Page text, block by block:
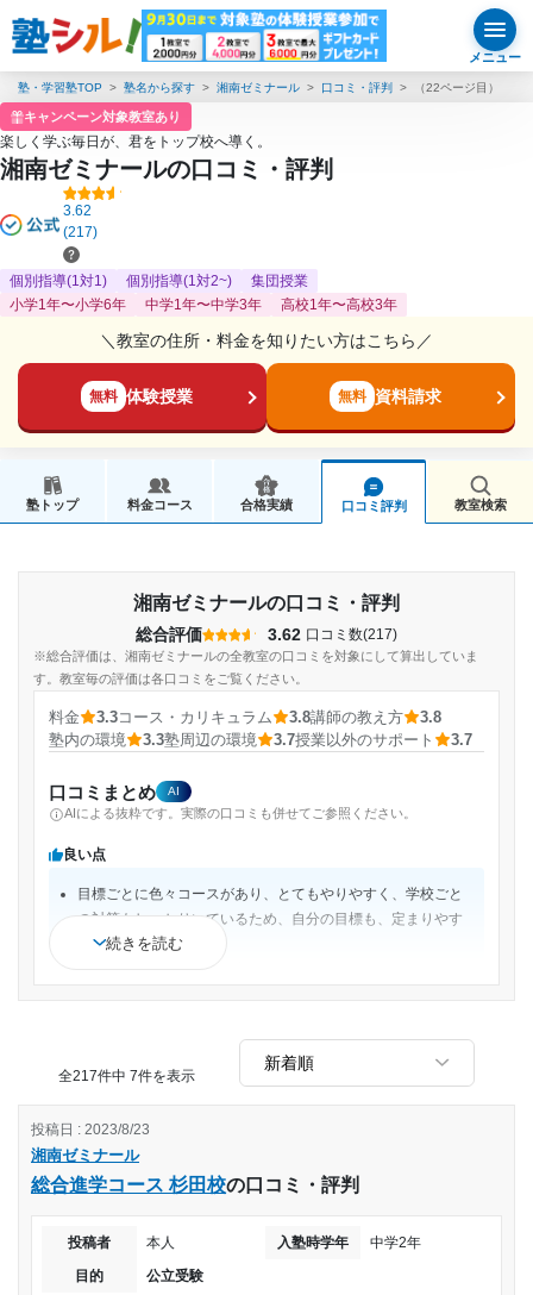
メニュー
塾・学習塾TOP 塾名から探す 湘南ゼミナール 口コミ・評判 （22ページ目）
キャンペーン対象教室あり
楽しく学ぶ毎日が、君をトップ校へ導く。
湘南ゼミナールの口コミ・評判
3.62
(217)
個別指導(1対1) 個別指導(1対2~)
集団授業
小学1年〜小学6年
中学1年〜中学3年 高校1年〜高校3年
＼教室の住所・料金を知りたい方はこちら／
無料 体験授業 無料 資料請求
塾トップ 料金コース 合格実績 口コミ評判 教室検索
湘南ゼミナールの口コミ・評判
総合評価 3.62 口コミ数(217)
※総合評価は、湘南ゼミナールの全教室の口コミを対象にして算出していま
す。教室毎の評価は各口コミをご覧ください。
料金 3.3コース・カリキュラム 3.8講師の教え方
3.8
塾内の環境
3.3塾周辺の環境 3.7授業以外のサポート 3.7
口コミまとめ AI
AIによる抜粋です。実際の口コミも併せてご参照ください。
良い点
目標ごとに色々コースがあり、とてもやりやすく、学校ごと
の対策もしっかりいているため、自分の目標も、定まりやす
く良い。
ースで勉強ができ、友達同士で高めあって勉強ができた。
授業の内容などが高難易度だが小テストや宿題による予習・
改善してほしい点
質問を聞きにくいかもしれません。先生が忙しいです。先生
はないです。
ほかの学校の定期試験の対策はしっかりやるが自分の学校の
続きを読む
全217件中 7件を表示
湘南ゼミナール
総合進学コース 杉田校の口コミ・評判
投稿日 : 2023/8/23
投稿者 本人 入塾時学年
中学2年
目的
公立受験